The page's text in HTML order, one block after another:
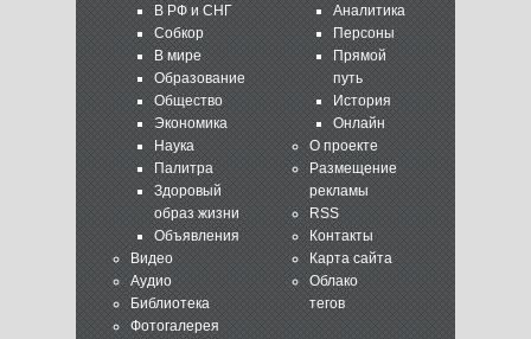
В РФ и СНГ
Собкор
В мире
Образование
Общество
Экономика
Наука
Палитра
Здоровый
образ жизни
Объявления
Видео
Аудио
Библиотека
Фотогалерея
Аналитика
Персоны
Прямой
путь
История
Онлайн
О проекте
Размещение
рекламы
RSS
Контакты
Карта сайта
Облако
тегов